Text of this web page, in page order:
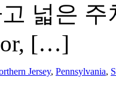
넓은
[…]
Jersey, Pennsylvania,